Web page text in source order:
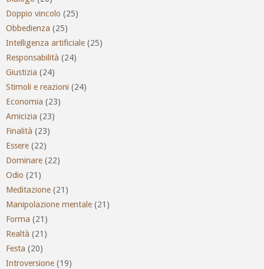
Doppio vincolo (25)
Obbedienza (25)
Intelligenza artificiale (25)
Responsabilità (24)
Giustizia (24)
Stimoli e reazioni (24)
Economia (23)
Amicizia (23)
Finalità (23)
Essere (22)
Dominare (22)
Odio (21)
Meditazione (21)
Manipolazione mentale (21)
Forma (21)
Realtà (21)
Festa (20)
Introversione (19)